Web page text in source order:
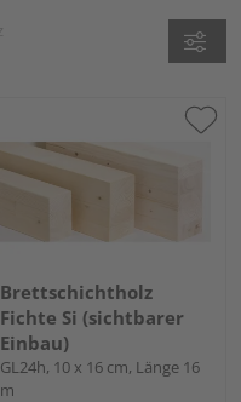
Brettschichtholz
Fichte Si (sichtbarer
Einbau)
GL24h, 10 x 16 cm, Länge 16
m